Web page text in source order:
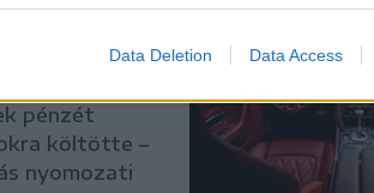
Data Deletion Data Access
a
pénzét
költötte –
nyomozati